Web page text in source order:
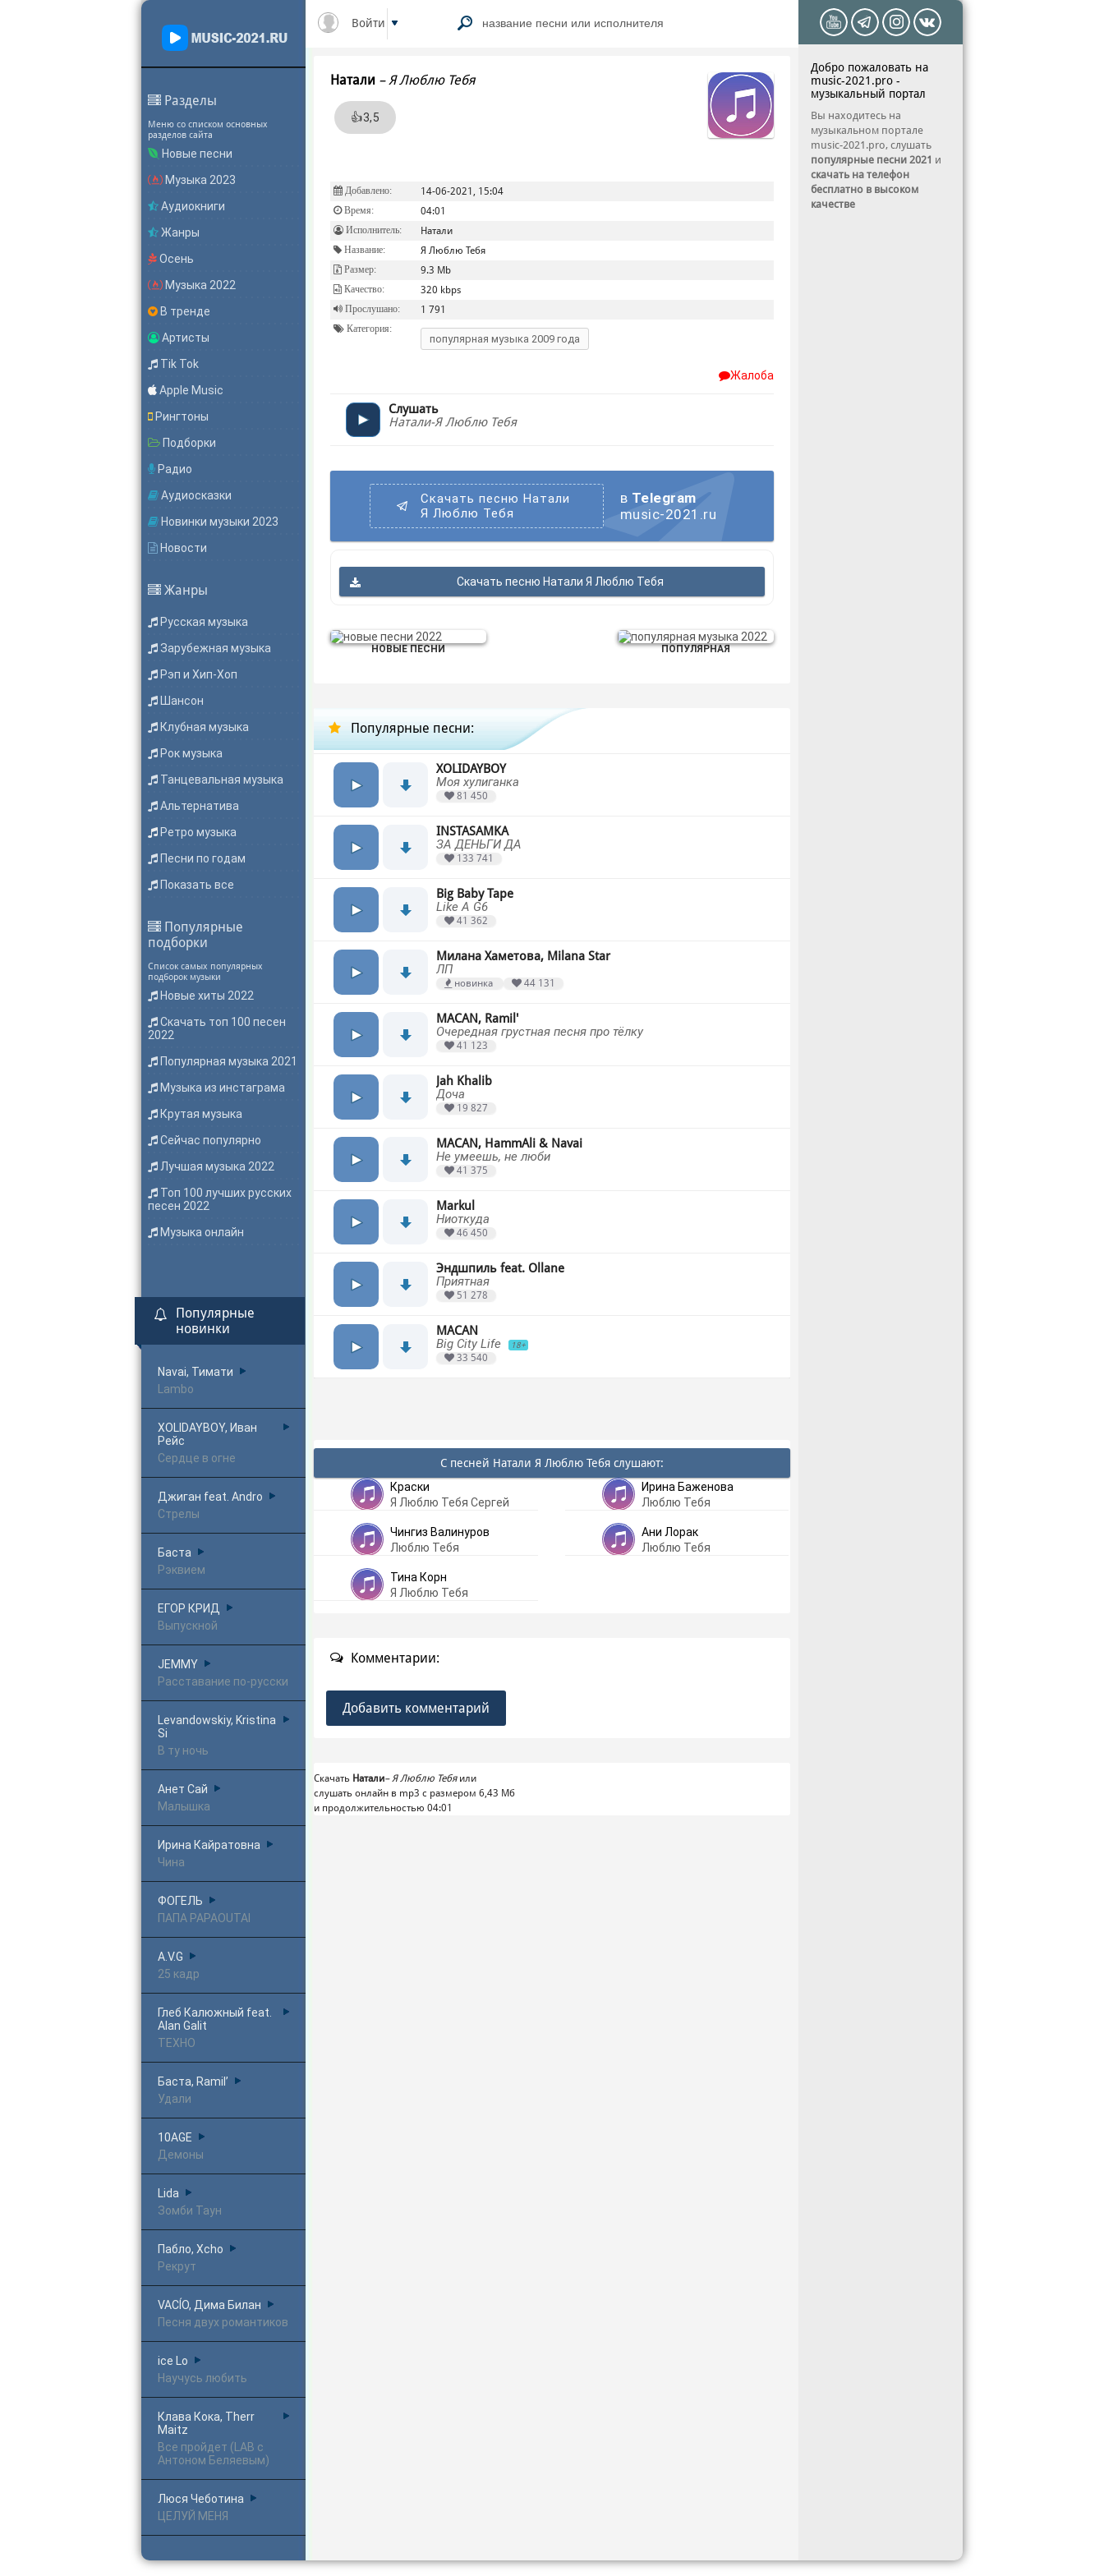
Разделы
Меню со списком основных
разделов сайта
Новые песни
Музыка 2023
Аудиокниги
Жанры
Осень
Музыка 2022
В тренде
Артисты
Tik Tok
Apple Music
Рингтоны
Подборки
Радио
Аудиосказки
Новинки музыки 2023
Новости
Жанры
Русская музыка
Зарубежная музыка
Рэп и Хип-Хоп
Шансон
Клубная музыка
Рок музыка
Танцевальная музыка
Альтернатива
Ретро музыка
Песни по годам
Показать все
Популярные
подборки
Список самых популярных
подборок музыки
Новые хиты 2022
Скачать топ 100 песен
2022
Популярная музыка 2021
Музыка из инстаграма
Крутая музыка
Сейчас популярно
Лучшая музыка 2022
Топ 100 лучших русских
песен 2022
Музыка онлайн
Популярные
новинки
Navai, Тимати
Lambo
XOLIDAYBOY, Иван
Рейс
Сердце в огне
Джиган feat. Andro
Стрелы
Баста
Рэквием
ЕГОР КРИД
Выпускной
JEMMY
Расставание по-русски
Levandowskiy, Kristina
Si
В ту ночь
Анет Сай
Малышка
Ирина Кайратовна
Чина
ФОГЕЛЬ
ПАПА PAPAOUTAI
A.V.G
25 кадр
Глеб Калюжный feat.
Alan Galit
ТЕХНО
Баста, Ramil’
Удали
10AGE
Демоны
Lida
Зомби Таун
Пабло, Xcho
Рекрут
VACÍO, Дима Билан
Песня двух романтиков
ice Lo
Научусь любить
Клава Кока, Therr
Maitz
Все пройдет (LAB с
Антоном Беляевым)
Люся Чеботина
ЦЕЛУЙ МЕНЯ
Войти
Натали – Я Люблю Тебя
👍3,5
Добавлено: 14-06-2021, 15:04
Время: 04:01
Исполнитель: Натали
Название: Я Люблю Тебя
Размер: 9.3 Mb
Качество: 320 kbps
Прослушано: 1 791
Категория:
популярная музыка 2009 года
Жалоба
Слушать
Натали-Я Люблю Тебя
Скачать песню Натали
Я Люблю Тебя
в Telegram
music-2021.ru
Скачать песню Натали Я Люблю Тебя
НОВЫЕ ПЕСНИ ПОПУЛЯРНАЯ
Популярные песни:
XOLIDAYBOY
Моя хулиганка
81 450
INSTASAMKA
ЗА ДЕНЬГИ ДА
133 741
Big Baby Tape
Like A G6
41 362
Милана Хаметова, Milana Star
ЛП
новинка 44 131
MACAN, Ramil'
Очередная грустная песня про тёлку
41 123
Jah Khalib
Доча
19 827
MACAN, HammAli & Navai
Не умеешь, не люби
41 375
Markul
Ниоткуда
46 450
Эндшпиль feat. Ollane
Приятная
51 278
MACAN
Big City Life
18+
33 540
С песней Натали Я Люблю Тебя слушают:
Краски
Я Люблю Тебя Сергей
Ирина Баженова
Люблю Тебя
Чингиз Валинуров
Люблю Тебя
Ани Лорак
Люблю Тебя
Тина Корн
Я Люблю Тебя
Комментарии:
Добавить комментарий
Скачать Натали– Я Люблю Тебяили
слушать онлайн в mp3 с размером 6,43 Mб
и продолжительностью 04:01
Добро пожаловать на
music-2021.pro -
музыкальный портал
Вы находитесь на
музыкальном портале
music-2021.pro, слушать
популярные песни 2021 и
скачать на телефон
бесплатно в высоком
качестве